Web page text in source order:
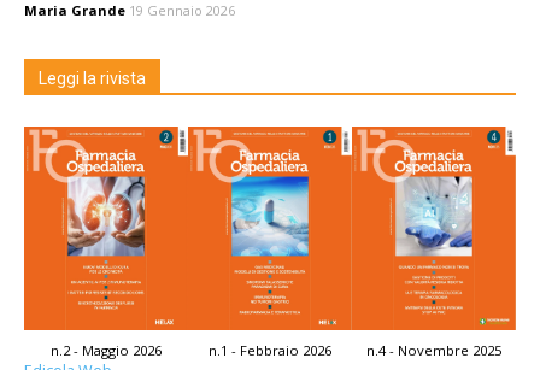
Maria Grande 19 Gennaio 2026
Leggi la rivista
n.2 - Maggio 2026 n.1 - Febbraio 2026 n.4 - Novembre 2025